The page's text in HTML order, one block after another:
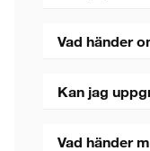
Vad händer
Kan jag
Vad händer